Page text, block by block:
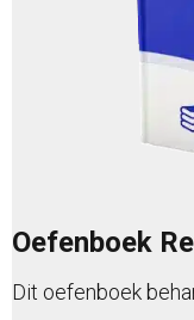
Oefenboek
Dit oefenboek